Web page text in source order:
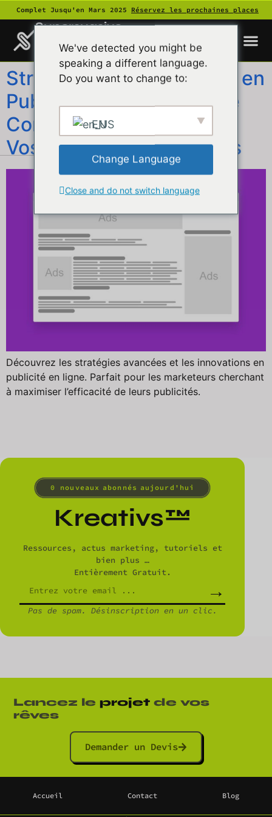
Complet Jusqu'en Mars 2025 Réservez les prochaines places
Supersuasive
Stratégies et Innovations en
Publicité en Ligne : Guide
Complet pour Optimiser
Vos Campagnes Digitales
Découvrez les stratégies avancées et les innovations en
publicité en ligne. Parfait pour les marketeurs cherchant
à maximiser l’efficacité de leurs publicités.
0 nouveaux abonnés aujourd'hui
Kreativs™
Ressources, actus marketing, tutoriels et
bien plus …
Entièrement Gratuit.
→
Pas de spam. Désinscription en un clic.
Lancez le projet de vos
rêves
Demander un Devis
Accueil Contact Blog
We've detected you might be
speaking a different language.
Do you want to change to:
EN
Change Language
Close and do not switch language